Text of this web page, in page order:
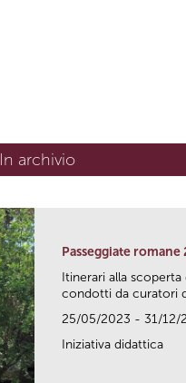
In archivio
Passeggiate
Itinerari alla
condotti da curatori
25/05/2023 - 31/12/
Iniziativa didattica